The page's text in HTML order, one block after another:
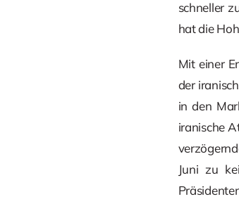
schneller
hat die
Mit einer
der
in den
iranische
Juni zu